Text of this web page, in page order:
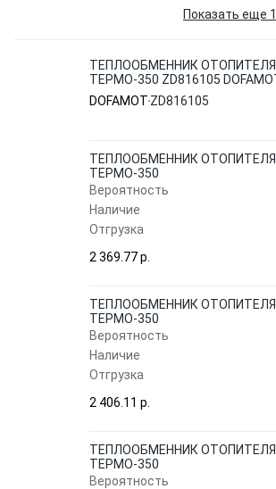
Показать еще
ТЕПЛООБМЕННИК ОТОПИТЕЛЯ
ТЕРМО-350 ZD816105
DOFAMOT ZD816105
ТЕПЛООБМЕННИК ОТОПИТЕЛЯ
ТЕРМО-350
Вероятность
Наличие
Отгрузка
2 369.77 p.
ТЕПЛООБМЕННИК ОТОПИТЕЛЯ
ТЕРМО-350
Вероятность
Наличие
Отгрузка
2 406.11 p.
ТЕПЛООБМЕННИК ОТОПИТЕЛЯ
ТЕРМО-350
Вероятность